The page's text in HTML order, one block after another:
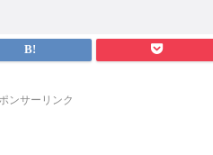
ンサーリンク